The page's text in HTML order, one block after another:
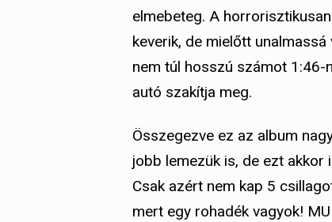
elmebeteg. A
keverik, de mielőtt
nem túl hosszú számot
autó szakítja meg.
Összegezve ez az album
jobb lemezük is, de ezt akkor
Csak azért nem kap 5
mert egy rohadék vagyok!